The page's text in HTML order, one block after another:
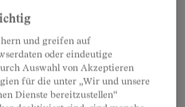
Lieber nicht. Die
Hitze nämlich nicht
und greifen auf
oder eindeutige
Auswahl von Akzeptieren
für die unter „Wir und unsere
Dienste bereitzustellen“